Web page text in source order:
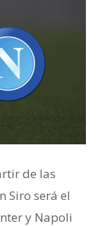
de las
Siro será el
y Napoli